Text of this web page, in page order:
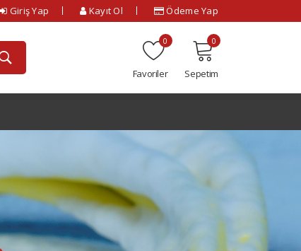
Giriş Yap Kayıt Ol Ödeme Yap
Favoriler
0
Sepetim
0